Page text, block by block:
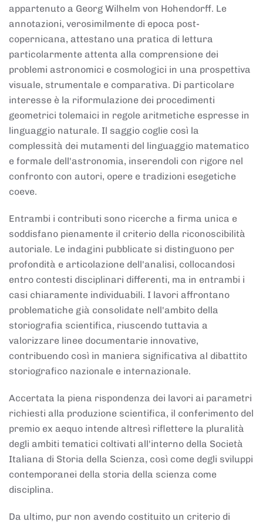
appartenuto a Georg Wilhelm von Hohendorff. Le
annotazioni, verosimilmente di epoca post-
copernicana, attestano una pratica di lettura
particolarmente attenta alla comprensione dei
problemi astronomici e cosmologici in una prospettiva
visuale, strumentale e comparativa. Di particolare
interesse è la riformulazione dei procedimenti
geometrici tolemaici in regole aritmetiche espresse in
linguaggio naturale. Il saggio coglie così la
complessità dei mutamenti del linguaggio matematico
e formale dell'astronomia, inserendoli con rigore nel
confronto con autori, opere e tradizioni esegetiche
coeve.
Entrambi i contributi sono ricerche a firma unica e
soddisfano pienamente il criterio della riconoscibilità
autoriale. Le indagini pubblicate si distinguono per
profondità e articolazione dell'analisi, collocandosi
entro contesti disciplinari differenti, ma in entrambi i
casi chiaramente individuabili. I lavori affrontano
problematiche già consolidate nell'ambito della
storiografia scientifica, riuscendo tuttavia a
valorizzare linee documentarie innovative,
contribuendo così in maniera significativa al dibattito
storiografico nazionale e internazionale.
Accertata la piena rispondenza dei lavori ai parametri
richiesti alla produzione scientifica, il conferimento del
premio ex aequo intende altresì riflettere la pluralità
degli ambiti tematici coltivati all'interno della Società
Italiana di Storia della Scienza, così come degli sviluppi
contemporanei della storia della scienza come
disciplina.
Da ultimo, pur non avendo costituito un criterio di